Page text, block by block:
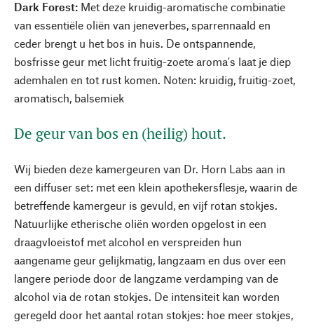
Dark Forest: Met deze kruidig-aromatische combinatie
van essentiële oliën van jeneverbes, sparrennaald en
ceder brengt u het bos in huis. De ontspannende,
bosfrisse geur met licht fruitig-zoete aroma's laat je diep
ademhalen en tot rust komen. Noten: kruidig, fruitig-zoet,
aromatisch, balsemiek
De geur van bos en (heilig) hout.
Wij bieden deze kamergeuren van Dr. Horn Labs aan in
een diffuser set: met een klein apothekersflesje, waarin de
betreffende kamergeur is gevuld, en vijf rotan stokjes.
Natuurlijke etherische oliën worden opgelost in een
draagvloeistof met alcohol en verspreiden hun
aangename geur gelijkmatig, langzaam en dus over een
langere periode door de langzame verdamping van de
alcohol via de rotan stokjes. De intensiteit kan worden
geregeld door het aantal rotan stokjes: hoe meer stokjes,